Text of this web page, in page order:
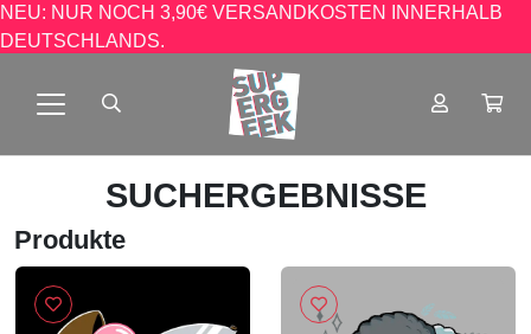
NEU: NUR NOCH 3,90€ VERSANDKOSTEN INNERHALB
DEUTSCHLANDS.
SUCHERGEBNISSE
Produkte